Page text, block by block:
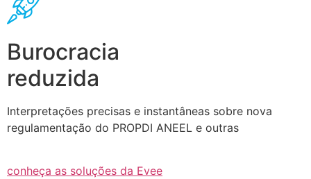
Burocracia
reduzida
Interpretações precisas e instantâneas sobre nova
regulamentação do PROPDI ANEEL e outras
conheça as soluções da Evee